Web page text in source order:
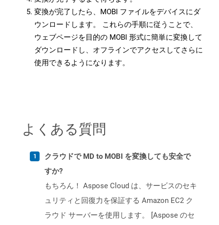
変換が完了したら、MOBI ファイルをデバイスにダ
ウンロードします。 これらの手順に従うことで、
ウェブページを目的の MOBI 形式に簡単に変換して
ダウンロードし、オフラインでアクセスしてさらに
使用できるようになります。
よくある質問
クラウドで MD to MOBI を変換しても安全で
すか?
もちろん！ Aspose Cloud は、サービスのセキ
ュリティと回復力を保証する Amazon EC2 ク
ラウド サーバーを使用します。 [Aspose のセ